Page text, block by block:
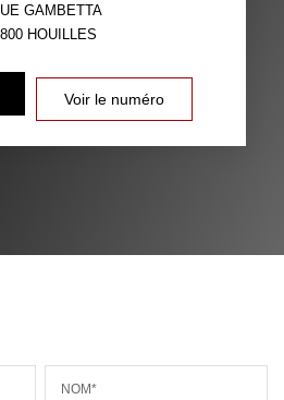
GAMBETTA
HOUILLES
Voir le numéro
NOM*